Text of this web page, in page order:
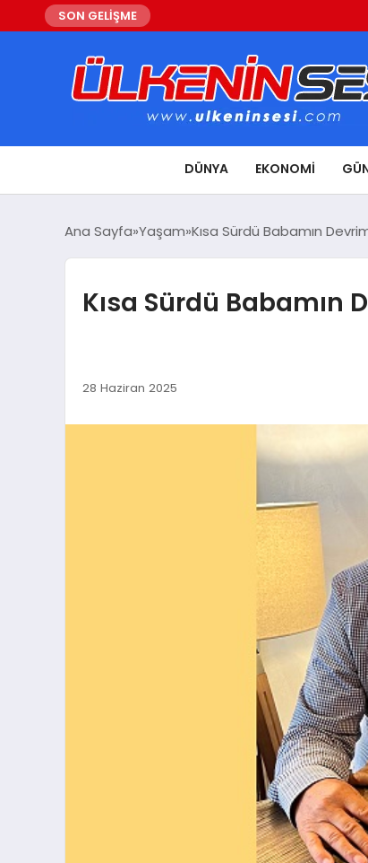
SON GELİŞME
DÜNYA EKONOMI
Ana Sayfa Yaşam Kısa Sürdü Babamın
Kısa Sürdü Babamın
28 Haziran 2025